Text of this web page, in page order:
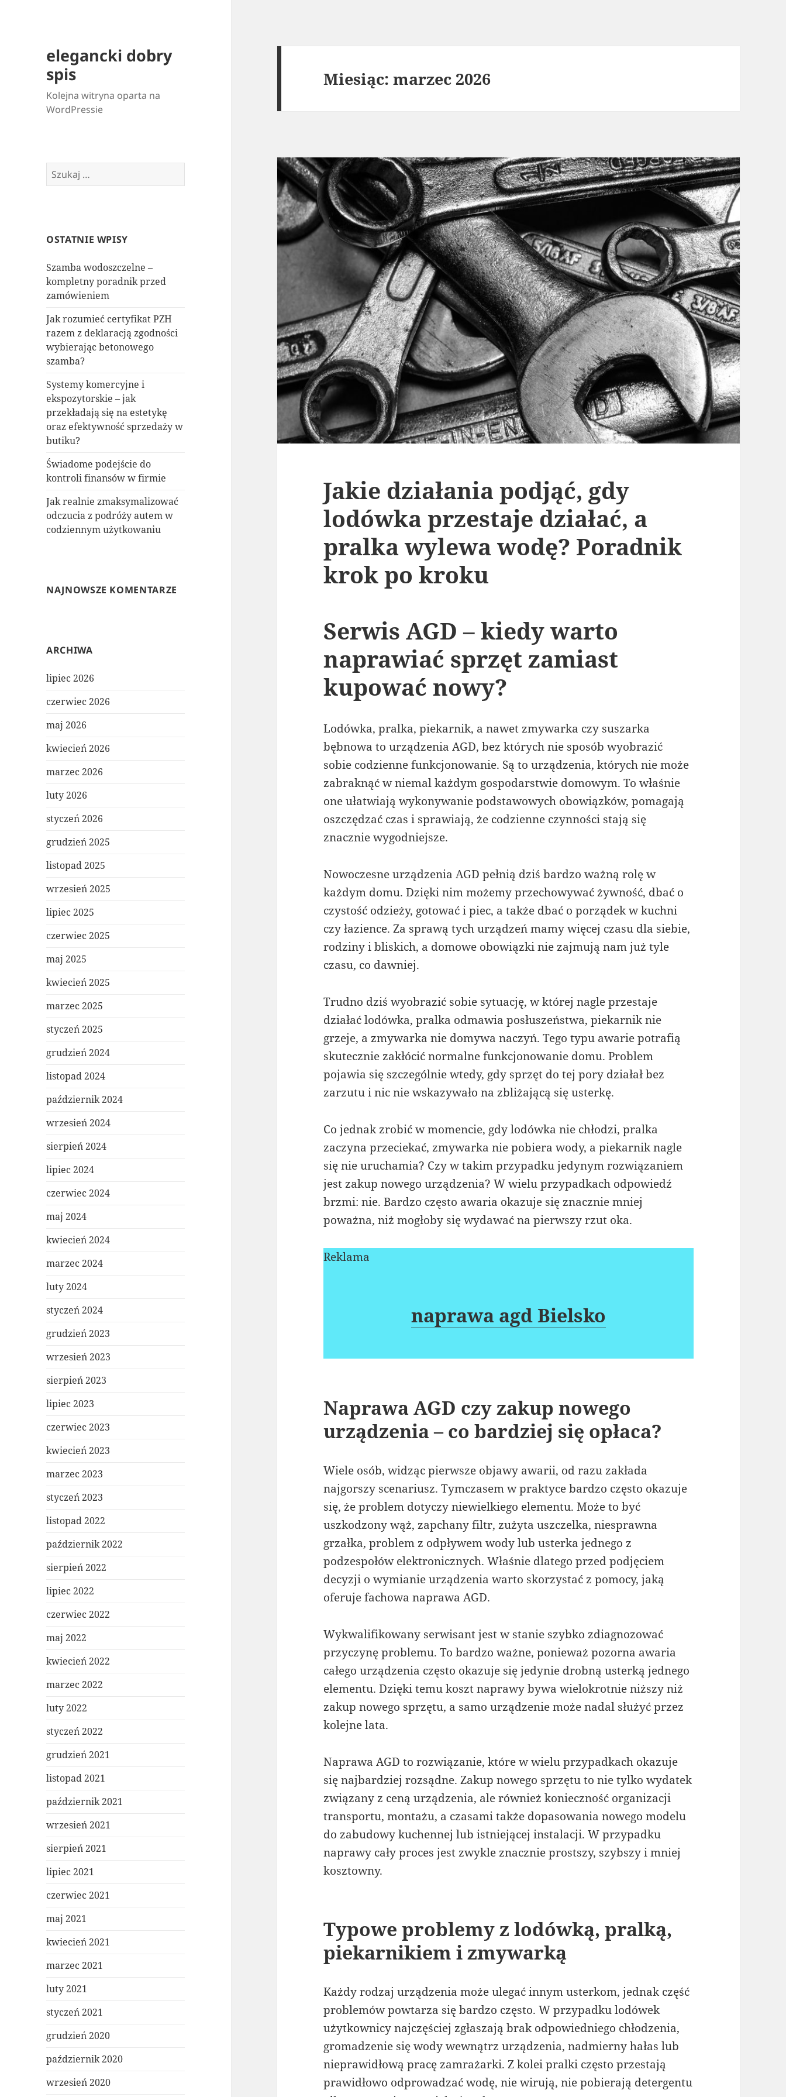
elegancki dobry
spis
Kolejna witryna oparta na
WordPressie
Szukaj:
OSTATNIE WPISY
Szamba wodoszczelne –
kompletny poradnik przed
zamówieniem
Jak rozumieć certyfikat PZH
razem z deklaracją zgodności
wybierając betonowego
szamba?
Systemy komercyjne i
ekspozytorskie – jak
przekładają się na estetykę
oraz efektywność sprzedaży w
butiku?
Świadome podejście do
kontroli finansów w firmie
Jak realnie zmaksymalizować
odczucia z podróży autem w
codziennym użytkowaniu
NAJNOWSZE KOMENTARZE
ARCHIWA
lipiec 2026
czerwiec 2026
maj 2026
kwiecień 2026
marzec 2026
luty 2026
styczeń 2026
grudzień 2025
listopad 2025
wrzesień 2025
lipiec 2025
czerwiec 2025
maj 2025
kwiecień 2025
marzec 2025
styczeń 2025
grudzień 2024
listopad 2024
październik 2024
wrzesień 2024
sierpień 2024
lipiec 2024
czerwiec 2024
maj 2024
kwiecień 2024
marzec 2024
luty 2024
styczeń 2024
grudzień 2023
wrzesień 2023
sierpień 2023
lipiec 2023
czerwiec 2023
kwiecień 2023
marzec 2023
styczeń 2023
listopad 2022
październik 2022
sierpień 2022
lipiec 2022
czerwiec 2022
maj 2022
kwiecień 2022
marzec 2022
luty 2022
styczeń 2022
grudzień 2021
listopad 2021
październik 2021
wrzesień 2021
sierpień 2021
lipiec 2021
czerwiec 2021
maj 2021
kwiecień 2021
marzec 2021
luty 2021
styczeń 2021
grudzień 2020
październik 2020
wrzesień 2020
Miesiąc:marzec 2026
Jakie działania podjąć, gdy
lodówka przestaje działać, a
pralka wylewa wodę? Poradnik
krok po kroku
Serwis AGD – kiedy warto
naprawiać sprzęt zamiast
kupować nowy?
Lodówka, pralka, piekarnik, a nawet zmywarka czy suszarka
bębnowa to urządzenia AGD, bez których nie sposób wyobrazić
sobie codzienne funkcjonowanie. Są to urządzenia, których nie może
zabraknąć w niemal każdym gospodarstwie domowym. To właśnie
one ułatwiają wykonywanie podstawowych obowiązków, pomagają
oszczędzać czas i sprawiają, że codzienne czynności stają się
znacznie wygodniejsze.
Nowoczesne urządzenia AGD pełnią dziś bardzo ważną rolę w
każdym domu. Dzięki nim możemy przechowywać żywność, dbać o
czystość odzieży, gotować i piec, a także dbać o porządek w kuchni
czy łazience. Za sprawą tych urządzeń mamy więcej czasu dla siebie,
rodziny i bliskich, a domowe obowiązki nie zajmują nam już tyle
czasu, co dawniej.
Trudno dziś wyobrazić sobie sytuację, w której nagle przestaje
działać lodówka, pralka odmawia posłuszeństwa, piekarnik nie
grzeje, a zmywarka nie domywa naczyń. Tego typu awarie potrafią
skutecznie zakłócić normalne funkcjonowanie domu. Problem
pojawia się szczególnie wtedy, gdy sprzęt do tej pory działał bez
zarzutu i nic nie wskazywało na zbliżającą się usterkę.
Co jednak zrobić w momencie, gdy lodówka nie chłodzi, pralka
zaczyna przeciekać, zmywarka nie pobiera wody, a piekarnik nagle
się nie uruchamia? Czy w takim przypadku jedynym rozwiązaniem
jest zakup nowego urządzenia? W wielu przypadkach odpowiedź
brzmi: nie. Bardzo często awaria okazuje się znacznie mniej
poważna, niż mogłoby się wydawać na pierwszy rzut oka.
Reklama
naprawa agd Bielsko
Naprawa AGD czy zakup nowego
urządzenia – co bardziej się opłaca?
Wiele osób, widząc pierwsze objawy awarii, od razu zakłada
najgorszy scenariusz. Tymczasem w praktyce bardzo często okazuje
się, że problem dotyczy niewielkiego elementu. Może to być
uszkodzony wąż, zapchany filtr, zużyta uszczelka, niesprawna
grzałka, problem z odpływem wody lub usterka jednego z
podzespołów elektronicznych. Właśnie dlatego przed podjęciem
decyzji o wymianie urządzenia warto skorzystać z pomocy, jaką
oferuje fachowa naprawa AGD.
Wykwalifikowany serwisant jest w stanie szybko zdiagnozować
przyczynę problemu. To bardzo ważne, ponieważ pozorna awaria
całego urządzenia często okazuje się jedynie drobną usterką jednego
elementu. Dzięki temu koszt naprawy bywa wielokrotnie niższy niż
zakup nowego sprzętu, a samo urządzenie może nadal służyć przez
kolejne lata.
Naprawa AGD to rozwiązanie, które w wielu przypadkach okazuje
się najbardziej rozsądne. Zakup nowego sprzętu to nie tylko wydatek
związany z ceną urządzenia, ale również konieczność organizacji
transportu, montażu, a czasami także dopasowania nowego modelu
do zabudowy kuchennej lub istniejącej instalacji. W przypadku
naprawy cały proces jest zwykle znacznie prostszy, szybszy i mniej
kosztowny.
Typowe problemy z lodówką, pralką,
piekarnikiem i zmywarką
Każdy rodzaj urządzenia może ulegać innym usterkom, jednak część
problemów powtarza się bardzo często. W przypadku lodówek
użytkownicy najczęściej zgłaszają brak odpowiedniego chłodzenia,
gromadzenie się wody wewnątrz urządzenia, nadmierny hałas lub
nieprawidłową pracę zamrażarki. Z kolei pralki często przestają
prawidłowo odprowadzać wodę, nie wirują, nie pobierają detergentu